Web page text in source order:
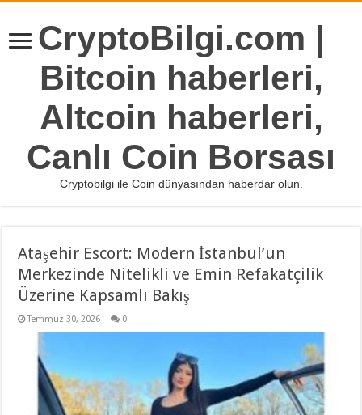
CryptoBilgi.com |
Bitcoin haberleri,
Altcoin haberleri,
Canlı Coin Borsası
Cryptobilgi ile Coin dünyasından haberdar olun.
Ataşehir Escort: Modern İstanbul’un
Merkezinde Nitelikli ve Emin Refakatçilik
Üzerine Kapsamlı Bakış
Temmuz 30, 2026 0